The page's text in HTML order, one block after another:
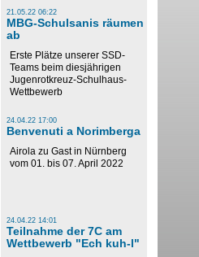
21.05.22 06:22
MBG-Schulsanis räumen
ab
Erste Plätze unserer SSD-
Teams beim diesjährigen
Jugenrotkreuz-Schulhaus-
Wettbewerb
24.04.22 17:00
Benvenuti a Norimberga
Airola zu Gast in Nürnberg
vom 01. bis 07. April 2022
24.04.22 14:01
Teilnahme der 7C am
Wettbewerb "Ech kuh-l"